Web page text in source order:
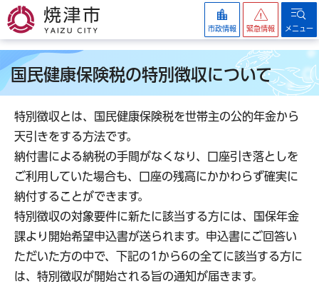
焼津市
市政情報 緊急情報 メニュー
国民健康保険税の特別徴収について
特別徴収とは、国民健康保険税を世帯主の公的年金から
天引きをする方法です。
納付書による納税の手間がなくなり、口座引き落としを
ご利用していた場合も、口座の残高にかかわらず確実に
納付することができます。
特別徴収の対象要件に新たに該当する方には、国保年金
課より開始希望申込書が送られます。申込書にご回答い
ただいた方の中で、下記の1から6の全てに該当する方に
は、特別徴収が開始される旨の通知が届きます。